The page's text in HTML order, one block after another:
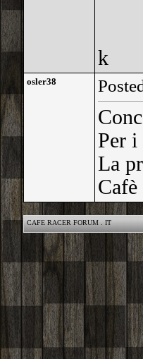
k
osler38
Per i
La
Cafè
CAFE RACER FORUM . IT